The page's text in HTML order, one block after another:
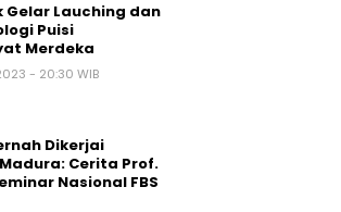
Gelar Lauching dan
Puisi
Merdeka
- 20:30 WIB
Dikerjai
Cerita Prof.
Nasional FBS